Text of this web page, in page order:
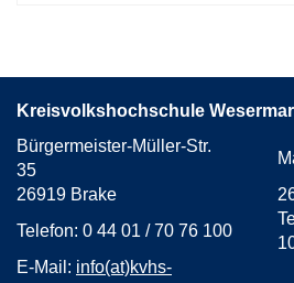
Kreisvolkshochschule
Bürgermeister-Müller-Str.
35
26919 Brake
Telefon: 0 44 01 / 70 76 100
E-Mail: info(at)kvhs-